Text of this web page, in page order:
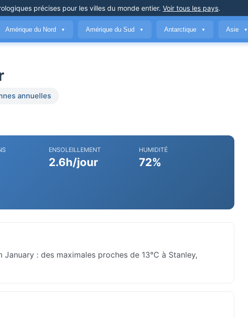
précises pour les villes du monde entier. Voir tous les pays.
Amérique du Nord ▼ Amérique du Sud ▼ Antarctique ▼ Asie ▼
annuelles
ENSOLEILLEMENT
2.6h/jour
HUMIDITÉ
72%
: des maximales proches de 13°C à Stanley,